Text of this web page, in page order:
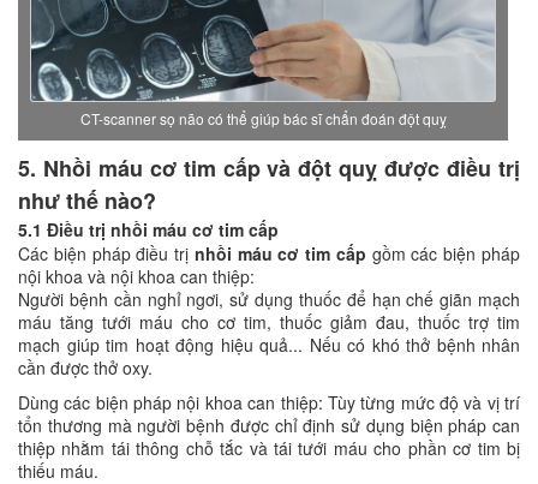
CT-scanner sọ não có thể giúp bác sĩ chẩn đoán đột quỵ
5. Nhồi máu cơ tim cấp và đột quỵ được điều trị
như thế nào?
5.1 Điều trị nhồi máu cơ tim cấp
Các biện pháp điều trị nhồi máu cơ tim cấp gồm các biện pháp
nội khoa và nội khoa can thiệp:
Người bệnh cần nghỉ ngơi, sử dụng thuốc để hạn chế giãn mạch
máu tăng tưới máu cho cơ tim, thuốc giảm đau, thuốc trợ tim
mạch giúp tim hoạt động hiệu quả... Nếu có khó thở bệnh nhân
cần được thở oxy.
Dùng các biện pháp nội khoa can thiệp: Tùy từng mức độ và vị trí
tổn thương mà người bệnh được chỉ định sử dụng biện pháp can
thiệp nhằm tái thông chỗ tắc và tái tưới máu cho phần cơ tim bị
thiếu máu.